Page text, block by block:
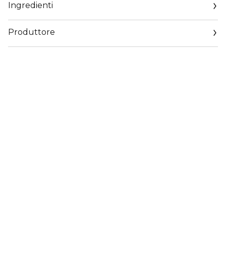
Ingredienti
Produttore